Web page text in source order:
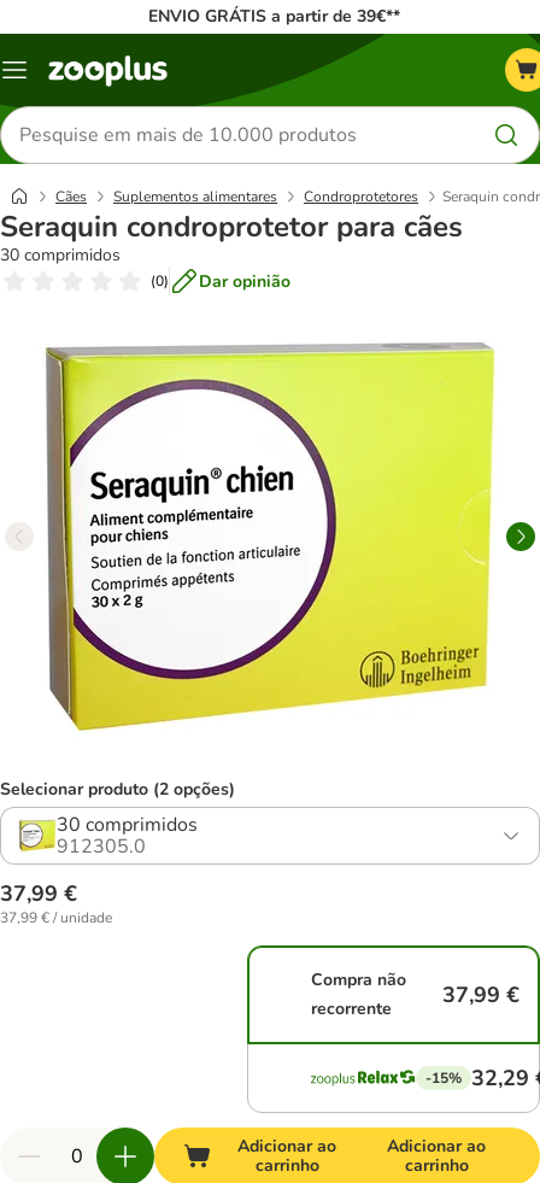
ENVIO GRÁTIS a partir de 39€**
Menu
Pesquisar
produtos
Cães Suplementos alimentares Condroprotetores Seraquin
Seraquin condroprotetor para cães
30 comprimidos
(0) Dar opinião
Selecionar produto (2 opções)
30 comprimidos
912305.0
37,99 €
37,99 € / unidade
Compra não
recorrente
37,99 €
-15% 32,29
Adicionar ao
carrinho
Adicionar ao
carrinho